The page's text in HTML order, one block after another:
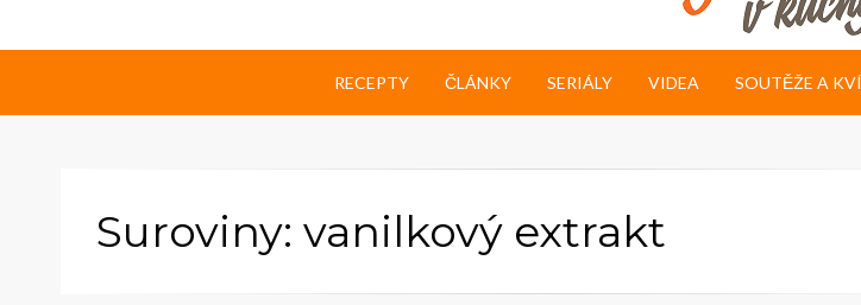
RECEPTY ČLÁNKY SERIÁLY VIDEA SOUTĚŽE A
Suroviny: vanilkový extrakt